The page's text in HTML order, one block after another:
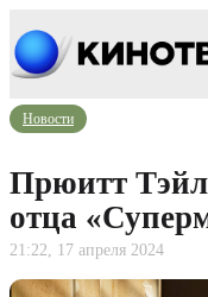
Новости
Прюитт
отца
21:22, 17 апреля 2024